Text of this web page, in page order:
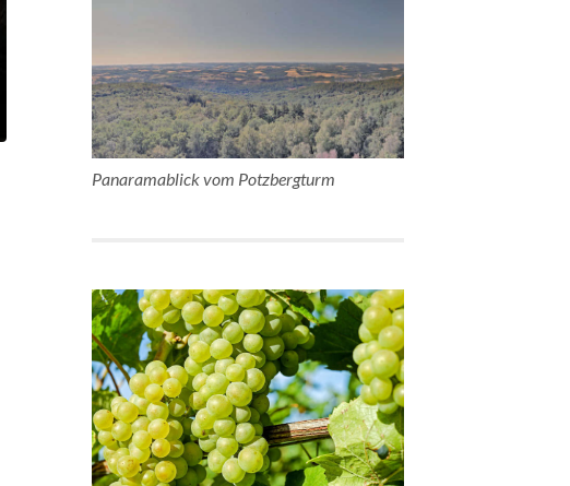
Panaramablick vom Potzbergturm